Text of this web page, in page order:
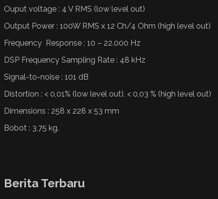
Ouput voltage : 4 V RMS (low level out)
Output Power : 100W RMS x 12 Ch/4 Ohm (high level out)
Frequency Response : 10 – 22.000 Hz
DSP Frequency Sampling Rate : 48 kHz
Signal-to-noise : 101 dB
Distortion : < 0,01% (low level out), < 0,03 % (high level out)
Dimensions : 258 x 228 x 53 mm
Bobot : 3,75 kg.
Berita Terbaru